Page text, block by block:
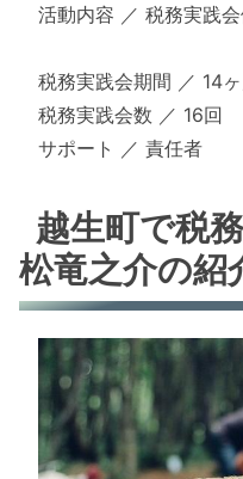
活動内容 ／ 税務実践
税務実践会期間 ／ 14
税務実践会数 ／ 16回
サポート ／ 責任者
越生町で税
松竜之介の紹